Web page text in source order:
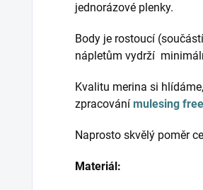
jednorázové plenky.
Body je rostoucí
nápletům vydrží
Kvalitu merina si
zpracování mulesing free
Naprosto skvělý poměr
Materiál: